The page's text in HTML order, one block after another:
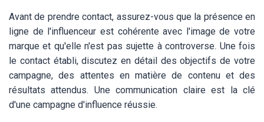
Avant de prendre contact, assurez-vous que la présence en
ligne de l'influenceur est cohérente avec l'image de votre
marque et qu'elle n'est pas sujette à controverse. Une fois
le contact établi, discutez en détail des objectifs de votre
campagne, des attentes en matière de contenu et des
résultats attendus. Une communication claire est la clé
d'une campagne d'influence réussie.